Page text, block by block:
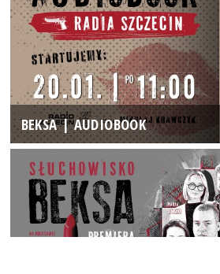
BEKSA | AUDIOBOOK